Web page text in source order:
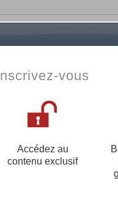
vous
Accédez au
contenu exclusif